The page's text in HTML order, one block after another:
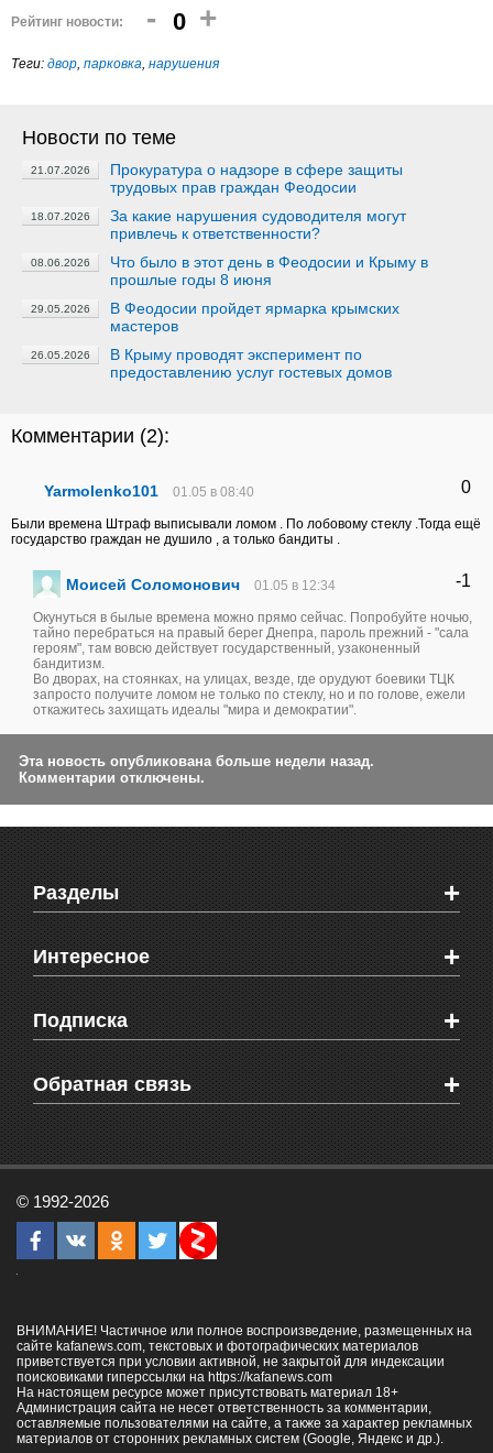
Рейтинг новости: - 0 +
Теги: двор, парковка, нарушения
Новости по теме
21.07.2026
Прокуратура о надзоре в сфере защиты
трудовых прав граждан Феодосии
18.07.2026
За какие нарушения судоводителя могут
привлечь к ответственности?
08.06.2026
Что было в этот день в Феодосии и Крыму в
прошлые годы 8 июня
29.05.2026
В Феодосии пройдет ярмарка крымских
мастеров
26.05.2026
В Крыму проводят эксперимент по
предоставлению услуг гостевых домов
Комментарии (2):
Yarmolenko101 01.05 в 08:40 0
Были времена Штраф выписывали ломом . По лобовому стеклу .Тогда ещё
государство граждан не душило , а только бандиты .
Моисей Соломонович 01.05 в 12:34 -1
Окунуться в былые времена можно прямо сейчас. Попробуйте ночью,
тайно перебраться на правый берег Днепра, пароль прежний - "сала
героям", там вовсю действует государственный, узаконенный
бандитизм.
Во дворах, на стоянках, на улицах, везде, где орудуют боевики ТЦК
запросто получите ломом не только по стеклу, но и по голове, ежели
откажитесь захищать идеалы "мира и демократии".
Эта новость опубликована больше недели назад.
Комментарии отключены.
Разделы +
Новости Феодосии
Новости Крыма
Мировые новости
Объявления
Здоровье
СМС мнения читателей
Интересное +
Видео о Феодосии
Веб-камеры Феодосии
Блоги феодосийцев
Школы Феодосии
Подписка +
Печатная версия газеты "Кафа"
RSS
Обратная связь +
Рекламодателям
Контактная информация
© 1992-2026
ВНИМАНИЕ! Частичное или полное воспроизведение, размещенных на
сайте kafanews.com, текстовых и фотографических материалов
приветствуется при условии активной, не закрытой для индексации
поисковиками гиперссылки на https://kafanews.com
На настоящем ресурсе может присутствовать материал 18+
Администрация сайта не несет ответственность за комментарии,
оставляемые пользователями на сайте, а также за характер рекламных
материалов от сторонних рекламных систем (Google, Яндекс и др.).